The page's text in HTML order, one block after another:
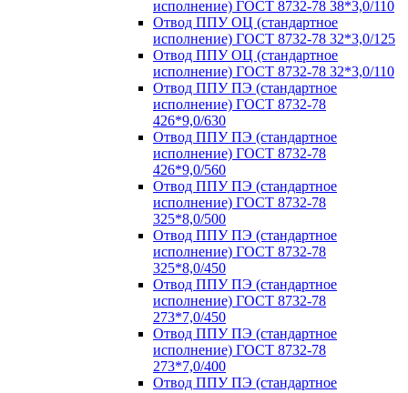
исполнение) ГОСТ 8732-78 38*3,0/110
Отвод ППУ ОЦ (стандартное
исполнение) ГОСТ 8732-78 32*3,0/125
Отвод ППУ ОЦ (стандартное
исполнение) ГОСТ 8732-78 32*3,0/110
Отвод ППУ ПЭ (стандартное
исполнение) ГОСТ 8732-78
426*9,0/630
Отвод ППУ ПЭ (стандартное
исполнение) ГОСТ 8732-78
426*9,0/560
Отвод ППУ ПЭ (стандартное
исполнение) ГОСТ 8732-78
325*8,0/500
Отвод ППУ ПЭ (стандартное
исполнение) ГОСТ 8732-78
325*8,0/450
Отвод ППУ ПЭ (стандартное
исполнение) ГОСТ 8732-78
273*7,0/450
Отвод ППУ ПЭ (стандартное
исполнение) ГОСТ 8732-78
273*7,0/400
Отвод ППУ ПЭ (стандартное